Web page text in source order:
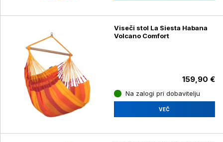
Viseči stol La Siesta Habana
Volcano Comfort
159,90 €
Na zalogi pri dobavitelju
VEČ